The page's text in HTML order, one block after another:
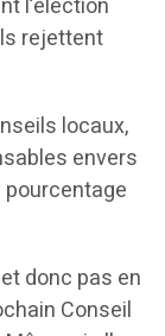
l’élection
rejettent
locaux,
envers
pourcentage
donc pas en
Conseil